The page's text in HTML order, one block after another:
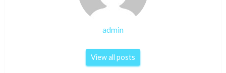
admin
View all posts